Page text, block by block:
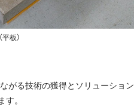
板）
がる技術の獲得とソリューション
。